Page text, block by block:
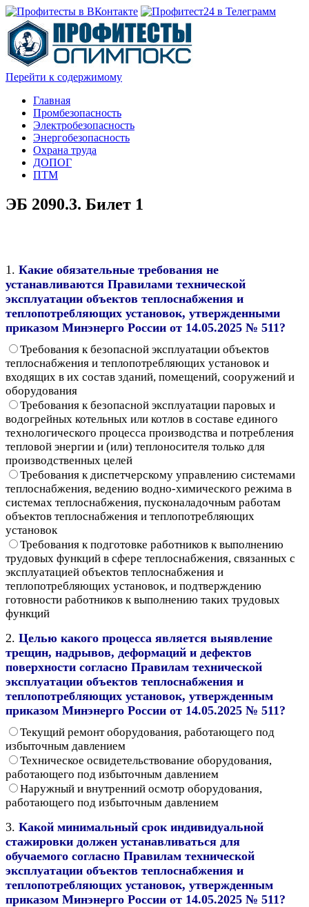
Перейти к содержимому
Главная
Промбезопасность
Электробезопасность
Энергобезопасность
Охрана труда
ДОПОГ
ПТМ
ЭБ 2090.3. Билет 1
1. Какие обязательные требования не
устанавливаются Правилами технической
эксплуатации объектов теплоснабжения и
теплопотребляющих установок, утвержденными
приказом Минэнерго России от 14.05.2025 № 511?
Требования к безопасной эксплуатации объектов
теплоснабжения и теплопотребляющих установок и
входящих в их состав зданий, помещений, сооружений и
оборудования
Требования к безопасной эксплуатации паровых и
водогрейных котельных или котлов в составе единого
технологического процесса производства и потребления
тепловой энергии и (или) теплоносителя только для
производственных целей
Требования к диспетчерскому управлению системами
теплоснабжения, ведению водно-химического режима в
системах теплоснабжения, пусконаладочным работам
объектов теплоснабжения и теплопотребляющих
установок
Требования к подготовке работников к выполнению
трудовых функций в сфере теплоснабжения, связанных с
эксплуатацией объектов теплоснабжения и
теплопотребляющих установок, и подтверждению
готовности работников к выполнению таких трудовых
функций
2. Целью какого процесса является выявление
трещин, надрывов, деформаций и дефектов
поверхности согласно Правилам технической
эксплуатации объектов теплоснабжения и
теплопотребляющих установок, утвержденным
приказом Минэнерго России от 14.05.2025 № 511?
Текущий ремонт оборудования, работающего под
избыточным давлением
Техническое освидетельствование оборудования,
работающего под избыточным давлением
Наружный и внутренний осмотр оборудования,
работающего под избыточным давлением
3. Какой минимальный срок индивидуальной
стажировки должен устанавливаться для
обучаемого согласно Правилам технической
эксплуатации объектов теплоснабжения и
теплопотребляющих установок, утвержденным
приказом Минэнерго России от 14.05.2025 № 511?